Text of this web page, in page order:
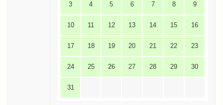
3 4 5 6 7 8 9
10 11 12 13 14 15 16
17 18 19 20 21 22 23
24 25 26 27 28 29 30
31